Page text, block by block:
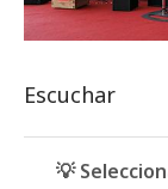
Escuchar
💡